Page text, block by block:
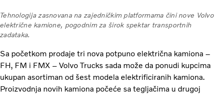
Tehnologija zasnovana na zajedničkim platformama čini nove Volvo
električne kamione, pogodnim za širok spektar transportnih
zadataka.
Sa početkom prodaje tri nova potpuno električna kamiona –
FH, FM i FMX – Volvo Trucks sada može da ponudi kupcima
ukupan asortiman od šest modela elektrificiranih kamiona.
Proizvodnja novih kamiona počeće sa tegljačima u drugoj